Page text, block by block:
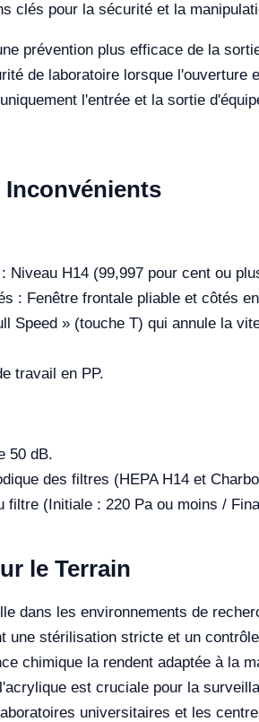
clés pour la sécurité et la
prévention plus efficace de la
de laboratoire lorsque l'ouverture
l'entrée et la sortie
Niveau H14 (99,997 pour cent ou
: Fenêtre frontale pliable et côtés
Speed » (touche T) qui annule la
travail en PP.
50 dB.
des filtres (HEPA H14 et
filtre (Initiale : 220 Pa ou moins /
le Terrain
dans les environnements de
une stérilisation stricte et un
chimique la rendent adaptée à la
est cruciale pour la
universitaires et les